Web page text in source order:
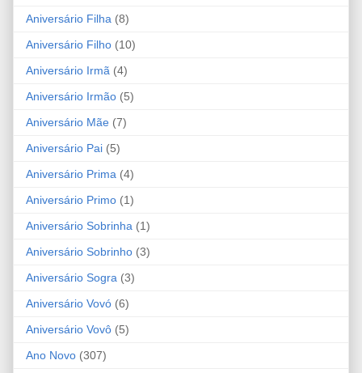
Aniversário Filha (8)
Aniversário Filho (10)
Aniversário Irmã (4)
Aniversário Irmão (5)
Aniversário Mãe (7)
Aniversário Pai (5)
Aniversário Prima (4)
Aniversário Primo (1)
Aniversário Sobrinha (1)
Aniversário Sobrinho (3)
Aniversário Sogra (3)
Aniversário Vovó (6)
Aniversário Vovô (5)
Ano Novo (307)